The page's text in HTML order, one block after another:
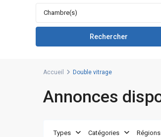
Chambre(s)
Accueil Double vitrage
Annonces
Types Catégories Régions